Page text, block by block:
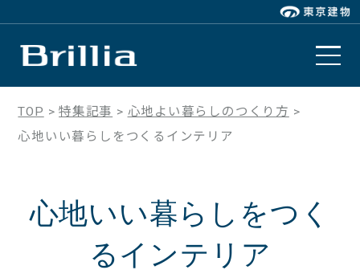
TOP 特集記事
心地よい暮らしのつくり方
⼼地いい暮らしをつくるインテリア
⼼地いい暮らしをつく
るインテリア